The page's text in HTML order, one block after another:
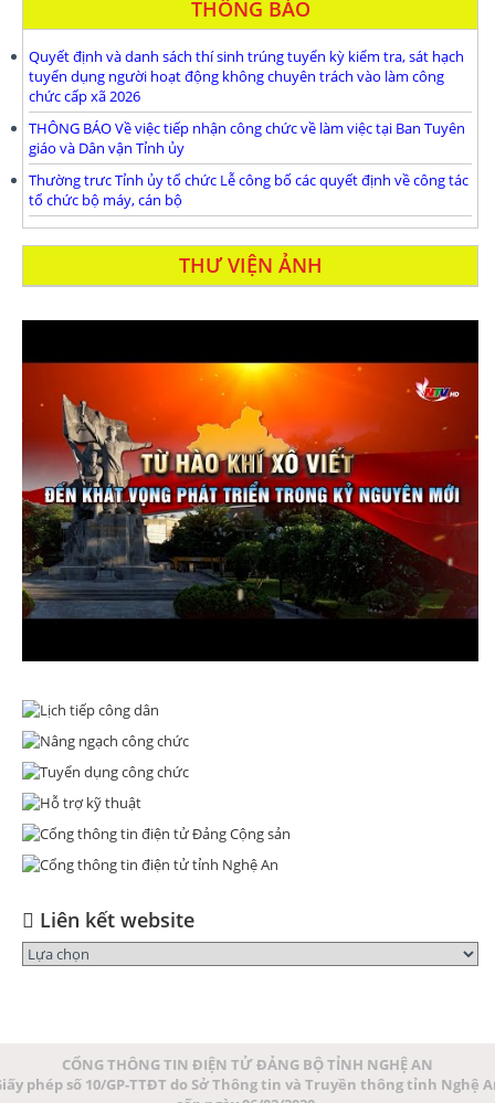
THÔNG BÁO
Quyết định và danh sách thí sinh trúng tuyển kỳ kiểm tra, sát hạch
tuyển dụng người hoạt động không chuyên trách vào làm công
chức cấp xã 2026
THÔNG BÁO Về việc tiếp nhận công chức về làm việc tại Ban Tuyên
giáo và Dân vận Tỉnh ủy
Thường trưc Tỉnh ủy tổ chức Lễ công bố các quyết định về công tác
tổ chức bộ máy, cán bộ
THƯ VIỆN ẢNH
Liên kết website
CỔNG THÔNG TIN ĐIỆN TỬ ĐẢNG BỘ TỈNH NGHỆ AN
phép số 10/GP-TTĐT do Sở Thông tin và Truyền thông tỉnh Nghệ